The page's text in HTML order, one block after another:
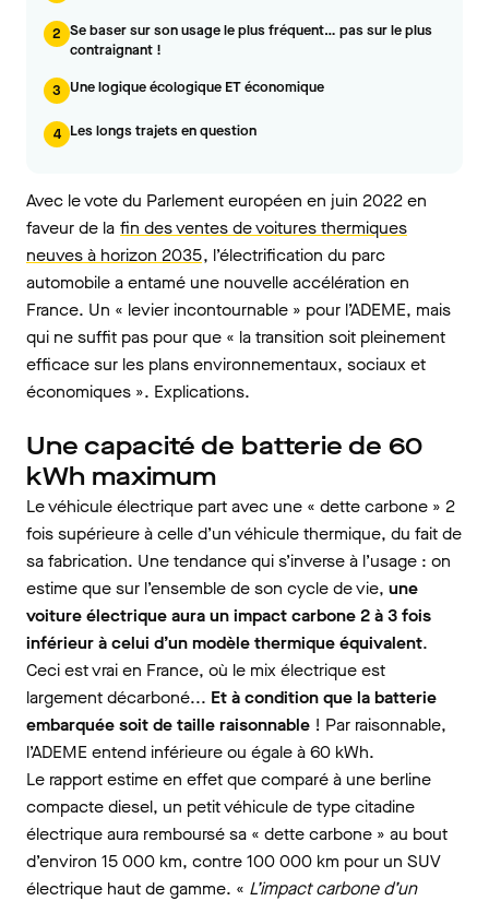
2 Se baser sur son usage le plus fréquent… pas sur le plus
contraignant !
3 Une logique écologique ET économique
4 Les longs trajets en question
Avec le vote du Parlement européen en juin 2022 en
faveur de la fin des ventes de voitures thermiques
neuves à horizon 2035, l’électrification du parc
automobile a entamé une nouvelle accélération en
France. Un « levier incontournable » pour l’ADEME, mais
qui ne suffit pas pour que « la transition soit pleinement
efficace sur les plans environnementaux, sociaux et
économiques ». Explications.
Une capacité de batterie de 60
kWh maximum
Le véhicule électrique part avec une « dette carbone » 2
fois supérieure à celle d’un véhicule thermique, du fait de
sa fabrication. Une tendance qui s’inverse à l’usage : on
estime que sur l’ensemble de son cycle de vie, une
voiture électrique aura un impact carbone 2 à 3 fois
inférieur à celui d’un modèle thermique équivalent.
Ceci est vrai en France, où le mix électrique est
largement décarboné... Et à condition que la batterie
embarquée soit de taille raisonnable ! Par raisonnable,
l’ADEME entend inférieure ou égale à 60 kWh.
Le rapport estime en effet que comparé à une berline
compacte diesel, un petit véhicule de type citadine
électrique aura remboursé sa « dette carbone » au bout
d’environ 15 000 km, contre 100 000 km pour un SUV
électrique haut de gamme. « L’impact carbone d’un